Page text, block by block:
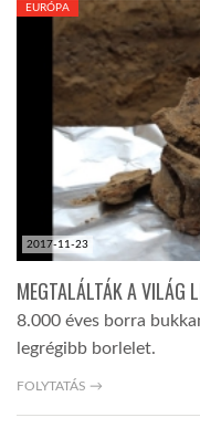
2017-11-23
EURÓPA
MEGTALÁLTÁK A VILÁG
8.000 éves borra
legrégibb borlelet.
FOLYTATÁS →